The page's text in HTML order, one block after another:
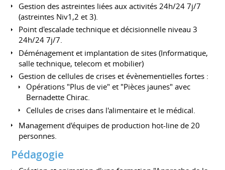
Gestion des astreintes liées aux activités 24h/24 7j/7
(astreintes Niv1,2 et 3).
Point d'escalade technique et décisionnelle niveau 3
24h/24 7j/7.
Déménagement et implantation de sites (Informatique,
salle technique, telecom et mobilier)
Gestion de cellules de crises et évènementielles fortes :
Opérations "Plus de vie" et "Pièces jaunes" avec
Bernadette Chirac.
Cellules de crises dans l'alimentaire et le médical.
Management d'équipes de production hot-line de 20
personnes.
Pédagogie